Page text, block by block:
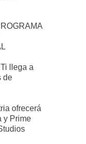
llega a
de
ofrecerá
y Prime